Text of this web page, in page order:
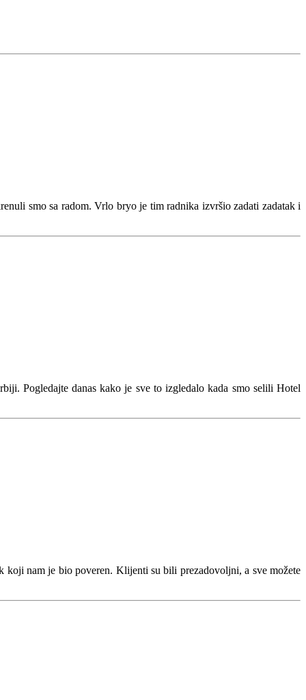
smo sa radom. Vrlo bryo je tim radnika izvršio zadati zadatak i
Pogledajte danas kako je sve to izgledalo kada smo selili Hotel
nam je bio poveren. Klijenti su bili prezadovoljni, a sve možete